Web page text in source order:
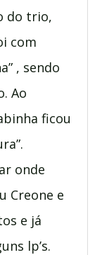
do trio,
com
, sendo
Ao
ficou
onde
Creone e
e já
lp’s.